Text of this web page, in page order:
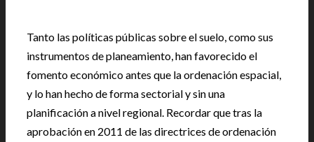
Tanto las políticas públicas sobre el suelo, como sus
instrumentos de planeamiento, han favorecido el
fomento económico antes que la ordenación espacial,
y lo han hecho de forma sectorial y sin una
planificación a nivel regional. Recordar que tras la
aprobación en 2011 de las directrices de ordenación